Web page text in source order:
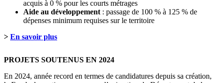
acquis à 0 % pour les courts métrages
Aide au développement : passage de 100 % à 125 % de
dépenses minimum requises sur le territoire
> En savoir plus
PROJETS SOUTENUS EN 2024
En 2024, année record en termes de candidatures depuis sa création,